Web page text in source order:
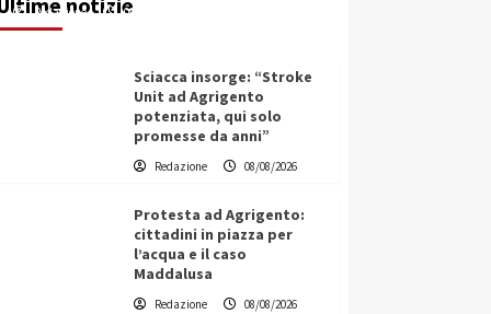
Redazione 09/08/2026
Sciacca insorge: “Stroke
Unit ad Agrigento
potenziata, qui solo
promesse da anni”
Redazione 08/08/2026
Protesta ad Agrigento:
cittadini in piazza per
l’acqua e il caso
Maddalusa
Redazione 08/08/2026